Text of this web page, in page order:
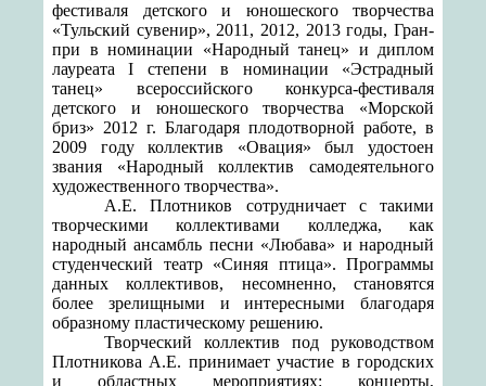
фестиваля детского и юношеского творчества
«Тульский сувенир», 2011, 2012, 2013 годы, Гран-
при в номинации «Народный танец» и диплом
лауреатаI степени в номинации «Эстрадный
танец» всероссийского конкурса-фестиваля
детского и юношеского творчества «Морской
бриз» 2012 г. Благодаря плодотворной работе, в
2009 году коллектив «Овация» был удостоен
звания «Народный коллектив самодеятельного
художественного творчества».
А.Е. Плотников сотрудничает с такими
творческими коллективами колледжа, как
народный ансамбль песни «Любава» и народный
студенческий театр «Синяя птица». Программы
данных коллективов, несомненно, становятся
более зрелищными и интересными благодаря
образному пластическому решению.
Творческий коллектив под руководством
Плотникова А.Е. принимает участие в городских
и областных мероприятиях: концерты,